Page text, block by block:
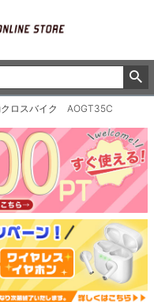
クロスバイク AOGT35C